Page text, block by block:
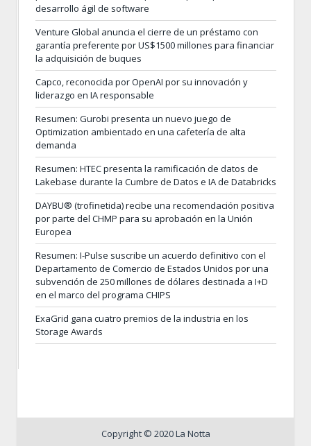
desarrollo ágil de software
Venture Global anuncia el cierre de un préstamo con
garantía preferente por US$1500 millones para financiar
la adquisición de buques
Capco, reconocida por OpenAI por su innovación y
liderazgo en IA responsable
Resumen: Gurobi presenta un nuevo juego de
Optimization ambientado en una cafetería de alta
demanda
Resumen: HTEC presenta la ramificación de datos de
Lakebase durante la Cumbre de Datos e IA de Databricks
DAYBU® (trofinetida) recibe una recomendación positiva
por parte del CHMP para su aprobación en la Unión
Europea
Resumen: I-Pulse suscribe un acuerdo definitivo con el
Departamento de Comercio de Estados Unidos por una
subvención de 250 millones de dólares destinada a I+D
en el marco del programa CHIPS
ExaGrid gana cuatro premios de la industria en los
Storage Awards
Copyright © 2020 La Notta